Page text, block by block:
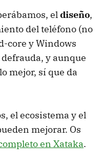
eldiseño,
del teléfono (no
core y Windows
y aunque
mejor, sí que da
el ecosistema y el
mejorar. Os
en Xataka.